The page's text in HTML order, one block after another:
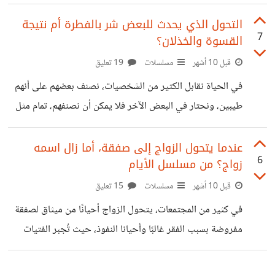
الجديدة و أحلى الأوقات. لكن ما جذب انتباهي هو جملة جاءت
على لسان ماجد الكدواني في الفيلم قال " متخليش الخوف
يمنعك انك تعيشي .. عشان في النهاية الأنسان بيندم على انه
معملش .. مش على انه عمل" في الحقيقة لا أعلم تبدو لي فكرة
العيش بجرأة والقيام بعمل كل
7
التحول الذي يحدث للبعض شر بالفطرة أم نتيجة
القسوة والخذلان؟
قبل 10 أشهر مسلسلات
في الحياة نقابل الكثير من الشخصيات، نصنف بعضهم على أنهم
طيبين، ونحتار في البعض الآخر فلا يمكن أن نصنفهم، تمام مثل
شخصية رغدة في مسلسل وتر حساس رغدة من الشخصيات
الرمادية والحقيقية جدا والتي من الوارد أن نقابل شخصيات
مثلها في الحياة، رغدة لم تكن طيبة طوال الوقت ولا شريرة
بالكامل، لكنها وبعد تجارب كثيرة في الحياة تعلمت أن البقاء دائماً
للأقوى، لذا تفعل المستحيل لتظل في عالم الأقوياء . رغدة لم
تكن هكذا بل كانت فتاة طيبة ورومانسيه أحبت
6
عندما يتحول الزواج إلى صفقة، أما زال اسمه
زواج؟ من مسلسل الأيام
قبل 10 أشهر مسلسلات
في كثير من المجتمعات، يتحول الزواج أحيانًا من ميثاق لصفقة
مفروضة بسبب الفقر غالبًا وأحيانا النفوذ، حيث تُجبر الفتيات
على الزواج من أشخاص غير مؤهلين، أو ذوي إعاقة ذهنية لا